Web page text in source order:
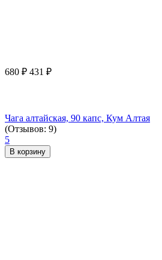
680 ₽ 431 ₽
Чага алтайская, 90 капс, Кум Алтая
(Отзывов: 9)
5
В корзину